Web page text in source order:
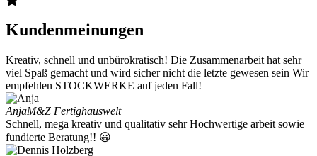
Kundenmeinungen
Kreativ, schnell und unbürokratisch! Die Zusammenarbeit hat sehr
viel Spaß gemacht und wird sicher nicht die letzte gewesen sein Wir
empfehlen STOCKWERKE auf jeden Fall!
AnjaM&Z Fertighauswelt
Schnell, mega kreativ und qualitativ sehr Hochwertige arbeit sowie
fundierte Beratung!! 😀